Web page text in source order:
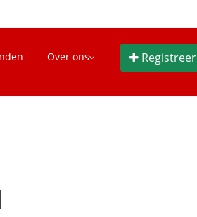
Over ons Registreer